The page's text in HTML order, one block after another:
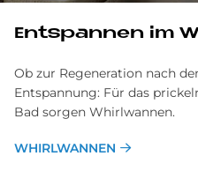
Entspannen im
Ob zur Regeneration nach
Entspannung: Für das
Bad sorgen Whirlwannen.
WHIRLWANNEN